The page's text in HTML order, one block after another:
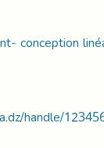
conception
handle/